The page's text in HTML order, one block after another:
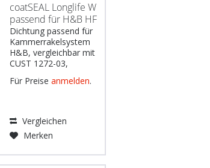
coatSEAL Longlife W
passend für H&B HF
Dichtung passend für
Kammerrakelsystem
H&B, vergleichbar mit
CUST 1272-03,
828 imprägniert,
Gebräuchlich u.a. für:
Komori Modell LS29
DE: Wichtiger Hinweis:
Für Preise anmelden.
Vergleichen
Merken